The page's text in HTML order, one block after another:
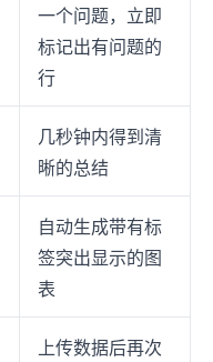
一个问题，立即
标记出有问题的
行
几秒钟内得到清
晰的总结
自动生成带有标
签突出显示的图
表
上传数据后再次